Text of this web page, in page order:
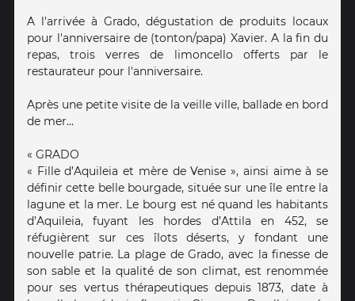
A l'arrivée à Grado, dégustation de produits locaux
pour l'anniversaire de (tonton/papa) Xavier. A la fin du
repas, trois verres de limoncello offerts par le
restaurateur pour l'anniversaire.
Après une petite visite de la veille ville, ballade en bord
de mer...
« GRADO
« Fille d’Aquileia et mère de Venise », ainsi aime à se
définir cette belle bourgade, située sur une île entre la
lagune et la mer. Le bourg est né quand les habitants
d’Aquileia, fuyant les hordes d’Attila en 452, se
réfugièrent sur ces îlots déserts, y fondant une
nouvelle patrie. La plage de Grado, avec la finesse de
son sable et la qualité de son climat, est renommée
pour ses vertus thérapeutiques depuis 1873, date à